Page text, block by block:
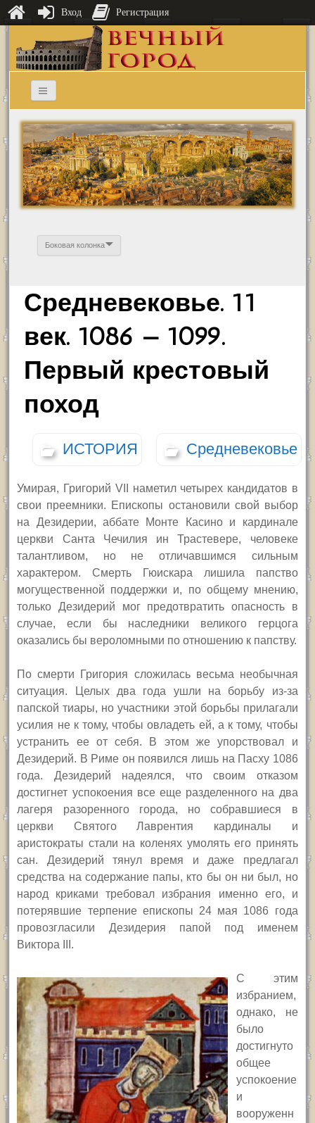
Боковая колонка
Средневековье. 11
век. 1086 — 1099.
Первый крестовый
поход
ИСТОРИЯ Средневековье
Умирая, Григорий VII наметил четырех кандидатов в
свои преемники. Епископы остановили свой выбор
на Дезидерии, аббате Монте Касино и кардинале
церкви Санта Чечилия ин Трастевере, человеке
талантливом, но не отличавшимся сильным
характером. Смерть Гюискара лишила папство
могущественной поддержки и, по общему мнению,
только Дезидерий мог предотвратить опасность в
случае, если бы наследники великого герцога
оказались бы вероломными по отношению к папству.
По смерти Григория сложилась весьма необычная
ситуация. Целых два года ушли на борьбу из-за
папской тиары, но участники этой борьбы прилагали
усилия не к тому, чтобы овладеть ей, а к тому, чтобы
устранить ее от себя. В этом же упорствовал и
Дезидерий. В Риме он появился лишь на Пасху 1086
года. Дезидерий надеялся, что своим отказом
достигнет успокоения все еще разделенного на два
лагеря разоренного города, но собравшиеся в
церкви Святого Лаврентия кардиналы и
аристократы стали на коленях умолять его принять
сан. Дезидерий тянул время и даже предлагал
средства на содержание папы, кто бы он ни был, но
народ криками требовал избрания именно его, и
потерявшие терпение епископы 24 мая 1086 года
провозгласили Дезидерия папой под именем
Виктора
III.
С этим
избранием,
однако, не
было
достигнуто
общее
успокоение
и
вооруженн
Вход Регистрация